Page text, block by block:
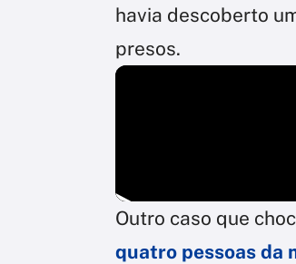
havia descoberto
presos.
Outro caso que
quatro pessoas da